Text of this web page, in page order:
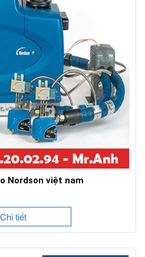
Nordson việt nam
Chi tiết